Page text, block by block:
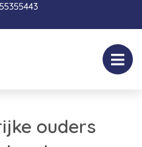
ouders